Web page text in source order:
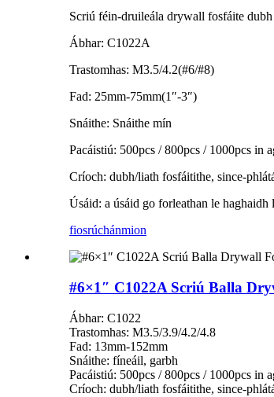
Scriú féin-druileála drywall fosfáite
Ábhar: C1022A
Trastomhas: M3.5/4.2(#6/#8)
Fad: 25mm-75mm(1″-3″)
Snáithe: Snáithe mín
Pacáistiú: 500pcs / 800pcs / 1000pcs in
Críoch: dubh/liath fosfáitithe, since-
Úsáid: a úsáid go forleathan le
fiosrúchánmion
#6×1″ C1022A Scriú Balla
Ábhar: C1022
Trastomhas: M3.5/3.9/4.2/4.8
Fad: 13mm-152mm
Snáithe: fíneáil, garbh
Pacáistiú: 500pcs / 800pcs / 1000pcs in
Críoch: dubh/liath fosfáitithe, since-